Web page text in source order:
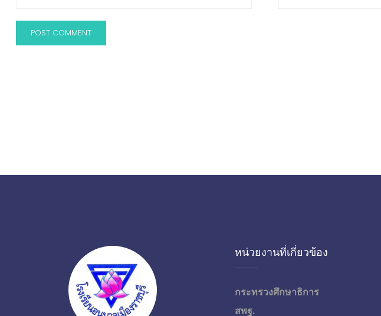
หน่วยงานที่เกี่ยวข้อง
กระทรวงศึกษาธิการ
สพฐ.